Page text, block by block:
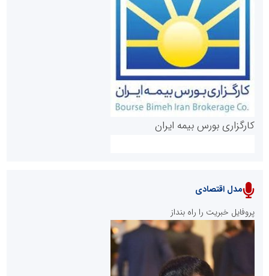
روابط عمومی خبرگزاری گزارش خبر
پایگاه خبری نهضت ملی مسکن
کارگزاری بورس بیمه ایران
مدل اقتصادی
پروفایل خبریت را راه بنداز